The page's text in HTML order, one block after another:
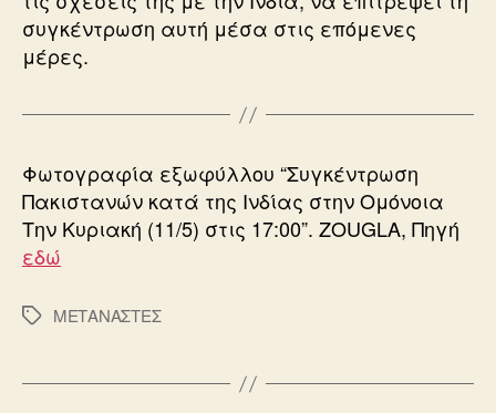
συγκέντρωση αυτή μέσα στις επόμενες
μέρες.
Φωτογραφία εξωφύλλου “Συγκέντρωση
Πακιστανών κατά της Ινδίας στην Ομόνοια
Την Κυριακή (11/5) στις 17:00”. ΖOUGLA, Πηγή
εδώ
ΕτικέτεςΜΕΤΑΝΑΣΤΕΣ